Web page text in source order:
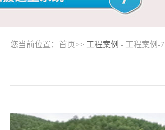
您当前位置：首页>> 工程案例 - 工程案例-7